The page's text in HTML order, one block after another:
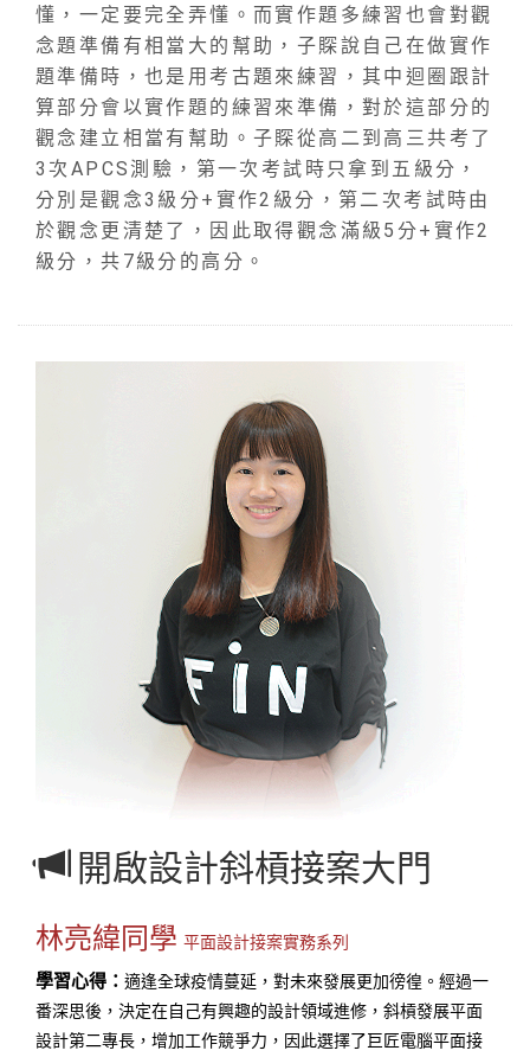
懂，一定要完全弄懂。而實作題多練習也會對觀
念題準備有相當大的幫助，子賝說自己在做實作
題準備時，也是用考古題來練習，其中迴圈跟計
算部分會以實作題的練習來準備，對於這部分的
觀念建立相當有幫助。子賝從高二到高三共考了
3次APCS測驗，第一次考試時只拿到五級分，
分別是觀念3級分+實作2級分，第二次考試時由
於觀念更清楚了，因此取得觀念滿級5分+實作2
級分，共7級分的高分。
開啟設計斜槓接案大門
林亮緯同學 平面設計接案實務系列
學習心得： 適逢全球疫情蔓延，對未來發展更加徬徨。經過一
番深思後，決定在自己有興趣的設計領域進修，斜槓發展平面
設計第二專長，增加工作競爭力，因此選擇了巨匠電腦平面接